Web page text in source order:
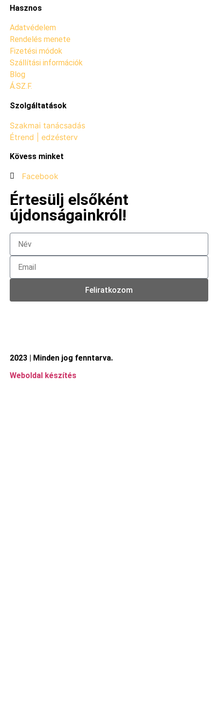
Hasznos
Adatvédelem
Rendelés menete
Fizetési módok
Szállítási információk
Blog
Á.SZ.F.
Szolgáltatások
Szakmai tanácsadás
Étrend | edzésterv
Kövess minket
Facebook
Értesülj elsőként
újdonságainkról!
Feliratkozom
2023 | Minden jog fenntarva.
Weboldal készítés